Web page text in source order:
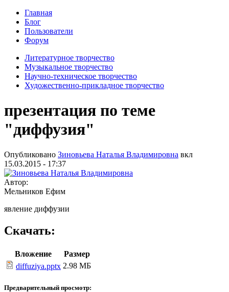
Главная
Блог
Пользователи
Форум
Литературное творчество
Музыкальное творчество
Научно-техническое творчество
Художественно-прикладное творчество
презентация по теме
"диффузия"
Опубликовано Зиновьева Наталья Владимировна вкл
15.03.2015 - 17:37
Автор:
Мельников Ефим
явление диффузии
Скачать:
Вложение
Размер
diffuziya.pptx 2.98 МБ
Предварительный просмотр: